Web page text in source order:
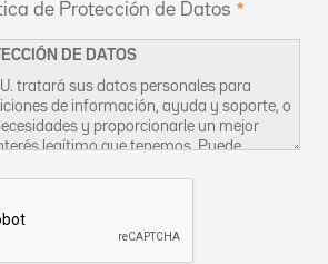
de Protección de Datos
DE DATOS
tratará sus datos personales para
de información, ayuda y soporte, o
y proporcionarle un mejor
legítimo que tenemos. Puede